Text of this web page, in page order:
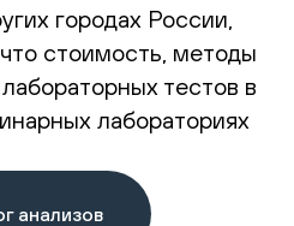
городах России,
стоимость, методы
тестов в
лабораториях
анализов